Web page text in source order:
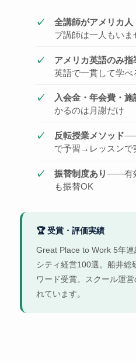
全講師がアメリカ人
ブ講師は一人もいま
アメリカ英語のみ指
英語で一貫して学べ
入会金・年会費・施
かるのは月謝だけ
反転授業メソッド
で予習→レッスンで
振替制度あり——有
も振替OK
🏆 受賞・評価実績
Great Place to Work 5年
シティ経営100選。船井総
ワード受賞。スクール運
れています。